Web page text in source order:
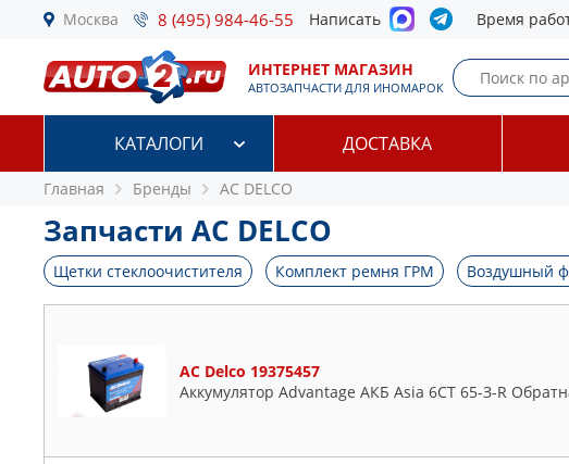
Москва 8 (495) 984-46-55 Написать Время
ИНТЕРНЕТ МАГАЗИН
АВТОЗАПЧАСТИ ДЛЯ ИНОМАРОК
КАТАЛОГИ ДОСТАВКА
Главная Бренды AC DELCO
Запчасти AC DELCO
Щетки стеклоочистителя Комплект ремня ГРМ Воздушный
AC Delco 19375457
Аккумулятор Advantage АКБ Asia 6СТ 65-З-R